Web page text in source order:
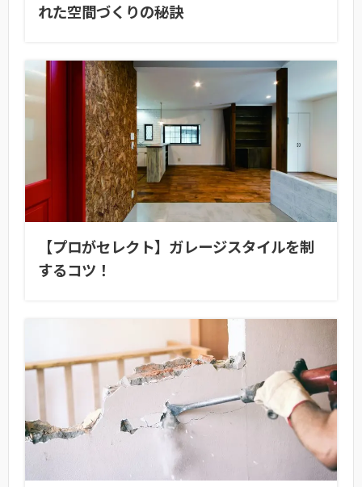
れた空間づくりの秘訣
【プロがセレクト】ガレージスタイルを制
するコツ！